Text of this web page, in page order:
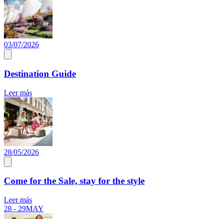
03/07/2026
Destination Guide
Leer más
28/05/2026
Come for the Sale, stay for the style
Leer más
28 - 29MAY